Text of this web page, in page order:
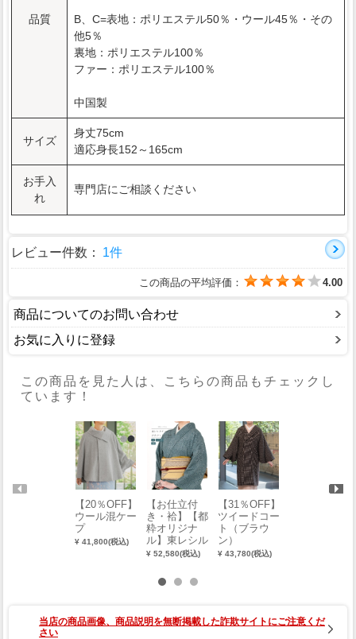
品質
B、C=表地：ポリエステル50％・ウール45％・その
他5％
裏地：ポリエステル100％
ファー：ポリエステル100％
中国製
サイズ
身丈75cm
適応身長152～165cm
お手入
れ
専門店にご相談ください
レビュー件数： 1件
この商品の平均評価： 4.00
商品についてのお問い合わせ
お気に入りに登録
この商品を見た人は、こちらの商品もチェックし
ています！
【20％OFF】
ウール混ケー
プ
¥ 41,800(税込)
【お仕立付
き・袷】【都
粋オリジナ
ル】東レシル
ジェリーおめ
（寄せ江戸小
紋）（お誂
¥ 52,580(税込)
【31％OFF】
ツイードコー
ト（ブラウ
ン）
¥ 43,780(税込)
当店の商品画像、商品説明を無断掲載した詐欺サイトにご注意くだ
さい